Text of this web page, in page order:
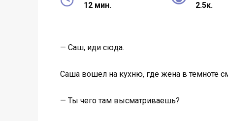
12 мин. 2.5к.
— Саш, иди сюда.
Саша вошел на кухню, где жена в темноте
— Ты чего там высматриваешь?